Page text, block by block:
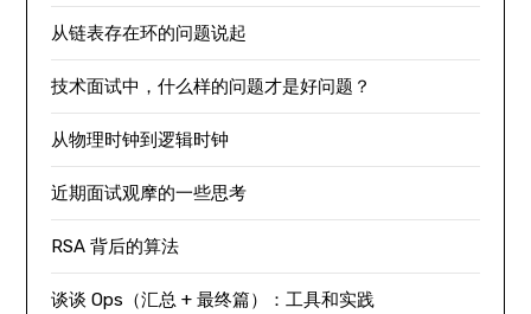
从链表存在环的问题说起
技术面试中，什么样的问题才是好问题？
从物理时钟到逻辑时钟
近期面试观摩的一些思考
RSA 背后的算法
谈谈 Ops（汇总 + 最终篇）：工具和实践